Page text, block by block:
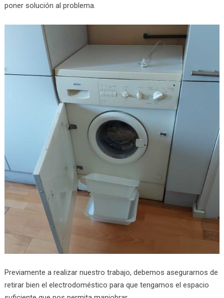
poner solución al problema.
Previamente a realizar nuestro trabajo, debemos asegurarnos de
retirar bien el electrodoméstico para que tengamos el espacio